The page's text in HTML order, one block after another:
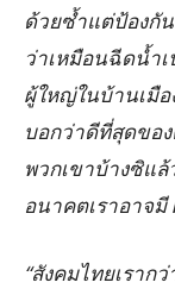
ด้วยซ้ำแต่ป้องกั
ว่าเหมือนฉีดน้ำ
ผู้ใหญ่ในบ้านเมือ
บอกว่าดีที่สุดขอ
พวกเขาบ้างซิแ
อนาคตเราอาจมี
“สังคมไทยเราก